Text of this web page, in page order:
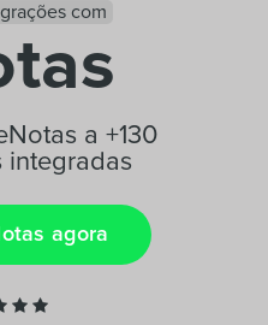
com
a +130
integradas
agora